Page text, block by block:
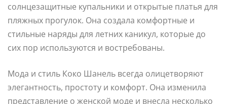
солнцезащитные купальники и открытые платья для
пляжных прогулок. Она создала комфортные и
стильные наряды для летних каникул, которые до
сих пор используются и востребованы.
Мода и стиль Коко Шанель всегда олицетворяют
элегантность, простоту и комфорт. Она изменила
представление о женской моде и внесла несколько